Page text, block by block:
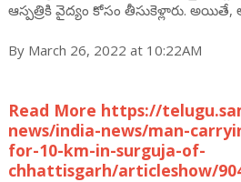
ఆస్పత్రికి వైద్యం కోసం తీసుకెళ్లారు.
By March 26, 2022 at 10:22AM
Read More https://
news/india-news/man-
for-10-km-in-surguja-of-
chhattisgarh/articleshow/